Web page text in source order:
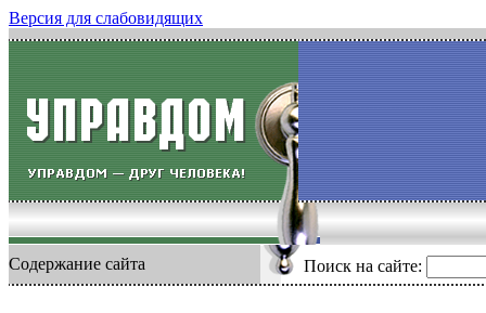
Версия для слабовидящих
Содержание сайта Поиск на сайте: